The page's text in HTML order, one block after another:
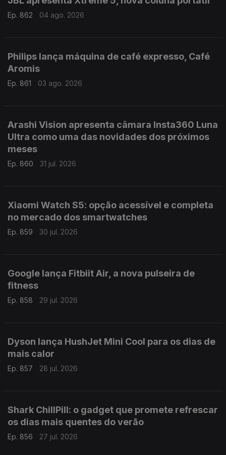
Ep. 862 04 ago. 2026
Philips lança máquina de café expresso, Café
Aromis
Ep. 861 03 ago. 2026
Arashi Vision apresenta câmara Insta360 Luna
Ultra como uma das novidades dos próximos
meses
Ep. 860 31 jul. 2026
Xiaomi Watch S5: opção acessível e completa
no mercado dos smartwatches
Ep. 859 30 jul. 2026
Google lança Fitbiit Air, a nova pulseira de
fitness
Ep. 858 29 jul. 2026
Dyson lança HushJet Mini Cool para os dias de
mais calor
Ep. 857 28 jul. 2026
Shark ChillPill: o gadget que promete refrescar
os dias mais quentes do verão
Ep. 856 27 jul. 2026